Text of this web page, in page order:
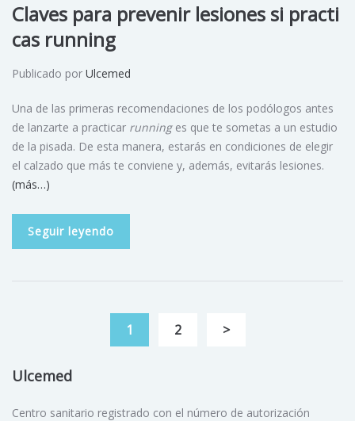
Claves para prevenir lesiones si practi
cas running
Publicado por Ulcemed
Una de las primeras recomendaciones de los podólogos antes
de lanzarte a practicar runninges que te sometas a un estudio
de la pisada. De esta manera, estarás en condiciones de elegir
el calzado que más te conviene y, además, evitarás lesiones.
(más…)
Seguir leyendo
1 2 >
Ulcemed
Centro sanitario registrado con el número de autorización